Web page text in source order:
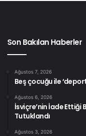
Son Bakılan Haberler
Ağustos 7, 2026
Beş çocuğu ile
Ağustos 6, 2026
İsviçre’nin İade Ettiği
Tutuklandı
Ağustos 3, 2026